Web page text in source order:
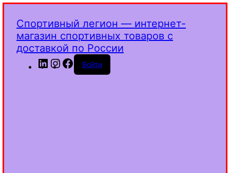
Спортивный легион — интернет-
магазин спортивных товаров с
доставкой по России
LinkedInInstagram
Facebook
Войти